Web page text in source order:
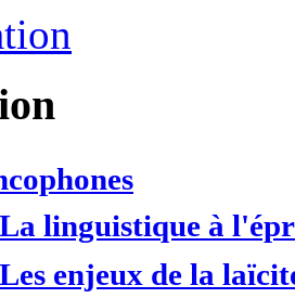
linguistique à
enjeux de la